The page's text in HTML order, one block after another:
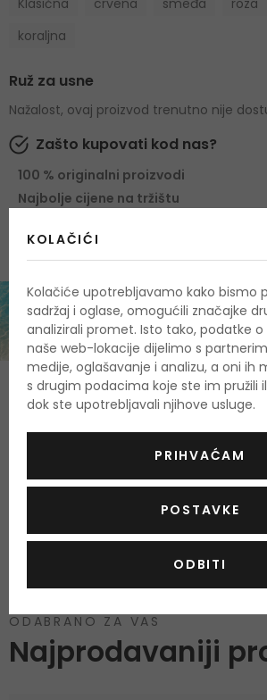
Klasična
crvena smeđa
roza
koraljna
Ruž za usne
Nažalost, ovaj proizvod trenutno nije
Zašto kupovati kod nas?
100 % originalni proizvodi
Najbolje cijene na tržištu
O proizvodu
OPIS
Klasična
Boja
crvena, smeđa,
OCJENA OSTALE INFORMACIJE
ODABRANO ZA VAS
Najprodavaniji
KOLAČIĆI
Kolačiće upotrebljavamo kako bismo
sadržaj i oglase, omogućili značajke
analizirali promet. Isto tako, podatke
naše web-lokacije dijelimo s
medije, oglašavanje i analizu, a oni ih
s drugim podacima koje ste im pružili
dok ste upotrebljavali njihove usluge.
PRIHVAĆAM
POSTAVKE
ODBITI